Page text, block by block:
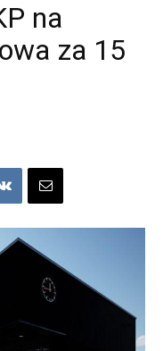
na
za 15